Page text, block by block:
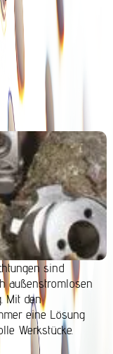
sind
außenstromlosen
Mit den
eine Lösung
Werkstücke.